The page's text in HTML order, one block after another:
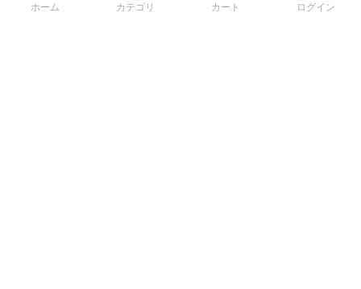
ホーム カテゴリ カート ログイン